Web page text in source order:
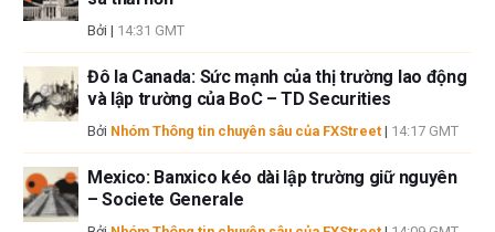
Bởi | 14:31 GMT
Đô la Canada: Sức mạnh của thị trường lao động
và lập trường của BoC – TD Securities
Bởi Nhóm Thông tin chuyên sâu của FXStreet | 14:17 GMT
Mexico: Banxico kéo dài lập trường giữ nguyên
– Societe Generale